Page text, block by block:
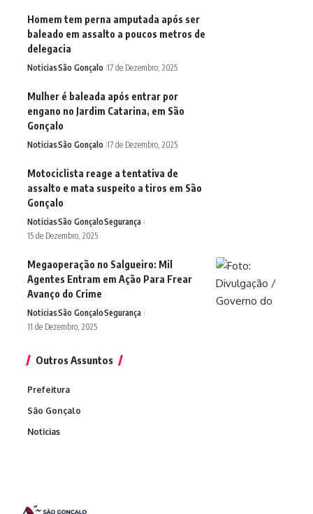
Homem tem perna amputada após ser
baleado em assalto a poucos metros de
delegacia
NoticiasSão Gonçalo 17 de Dezembro, 2025
Mulher é baleada após entrar por
engano no Jardim Catarina, em São
Gonçalo
NoticiasSão Gonçalo 17 de Dezembro, 2025
Motociclista reage a tentativa de
assalto e mata suspeito a tiros em São
Gonçalo
NoticiasSão GonçaloSegurança
15 de Dezembro, 2025
Megaoperação no Salgueiro: Mil
Agentes Entram em Ação Para Frear
Avanço do Crime
NoticiasSão GonçaloSegurança
11 de Dezembro, 2025
Outros Assuntos
Prefeitura
São Gonçalo
Noticias